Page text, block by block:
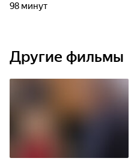
98 минут
Другие фильмы